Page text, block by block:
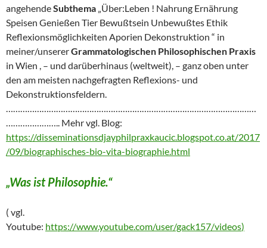
angehendeSubthema „Über:Leben ! Nahrung Ernährung
Speisen Genießen Tier Bewußtsein Unbewußtes Ethik
Reflexionsmöglichkeiten Aporien Dekonstruktion “ in
meiner/unsererGrammatologischen Philosophischen Praxis
in Wien , – und darüberhinaus (weltweit), – ganz oben unter
den am meisten nachgefragten Reflexions- und
Dekonstruktionsfeldern.
……………………………………………………………………………………………
………………….. Mehr vgl. Blog:
https://disseminationsdjayphilpraxkaucic.blogspot.co.at/2017
/09/biographisches-bio-vita-biographie.html
„Was ist Philosophie.“
( vgl.
Youtube: https://www.youtube.com/user/gack157/videos)